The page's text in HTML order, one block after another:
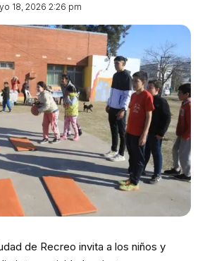
18, 2026 2:26 pm
de Recreo invita a los niños y